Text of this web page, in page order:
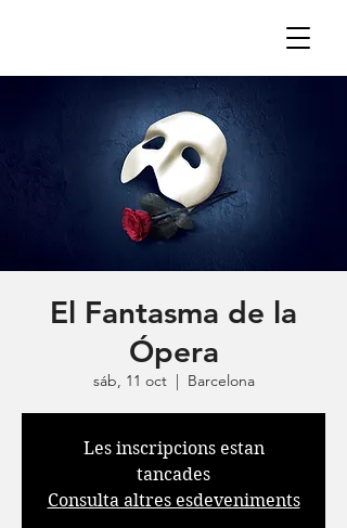
El Fantasma de la
Ópera
sáb, 11 oct
  |
Barcelona
Les inscripcions estan
tancades
Consulta altres esdeveniments